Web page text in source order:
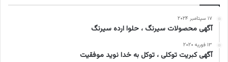
۱۷ سپتامبر ۲۰۲۴
آگهی محصولات سیرنگ ، حلوا ارده سیرنگ
۱۳ فوریه ۲۰۲۰
آگهی کبریت توکلی ، توکل به خدا نوید موفقیت